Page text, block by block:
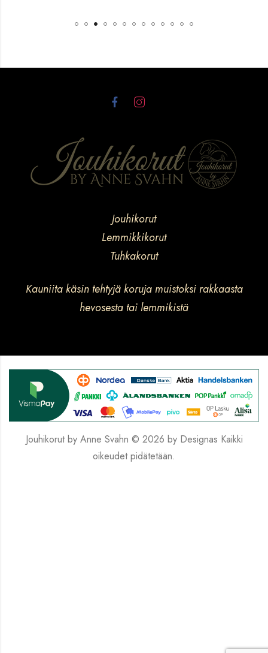
Jouhikorut
Lemmikkikorut
Tuhkakorut
Kauniita käsin tehtyjä koruja muistoksi rakkaasta
hevosesta tai lemmikistä
Jouhikorut by Anne Svahn © 2026 by Designas Kaikki
oikeudet pidätetään.